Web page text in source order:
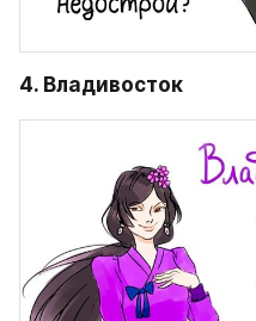
4. Владивосток